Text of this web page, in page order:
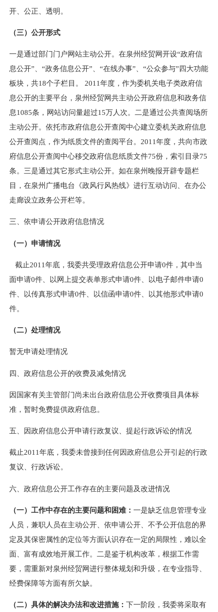
开、公正、透明。
（三）公开形式
一是通过部门门户网站主动公开。在泉州经贸网开设“政府信
息公开”、“政务信息公开”、“在线办事”、“公众参与”四大功能
板块，共18个子栏目。 2011年度，作为委机关电子类政府信
息公开的主要平台，泉州经贸网共主动公开政府信息和政务信
息1085条，网站访问量超过15万人次。二是通过公共查阅场所
主动公开。依托市政府信息公开查阅中心建立委机关政府信息
公开查阅点，作为纸质文件的查阅平台。2011年度，共向市政
府信息公开查阅中心移交政府信息纸质文件75份，索引目录75
条。三是通过其它形式主动公开。如在泉州晚报开辟专题栏
目，在泉州广播电台《政风行风热线》进行互动访问、在办公
走廊设立政务公开栏等。
三、依申请公开政府信息情况
（一）申请情况
截止2011年底，我委共受理政府信息公开申请0件，其中当
面申请0件、以网上提交表单形式申请0件、以电子邮件申请0
件、以传真形式申请0件、以信函申请0件、以其他形式申请0
件。
（二）处理情况
暂无申请处理情况
四、政府信息公开的收费及减免情况
因国家有关主管部门尚未出台政府信息公开收费项目具体标
准，暂时免费提供政府信息。
五、因政府信息公开申请行政复议、提起行政诉讼的情况
截止2011年底，我委未曾接到任何因政府信息公开引起的行政
复议、行政诉讼。
六、政府信息公开工作存在的主要问题及改进情况
（一）工作中存在的主要问题和困难： 一是缺乏信息管理专业
人员，兼职人员在主动公开、依申请公开、不予公开信息的界
定及其保密属性的定位等方面认识存在一定的局限性，难以全
面、富有成效地开展工作。二是鉴于机构改革，根据工作需
要，需重新对泉州经贸网进行整体规划和升级，在专业指导、
经费保障等方面有所欠缺。
（二）具体的解决办法和改进措施： 下一阶段，我委将采取有